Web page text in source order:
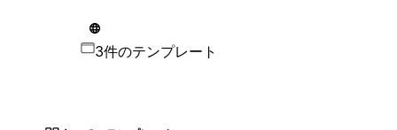
3件のテンプレート